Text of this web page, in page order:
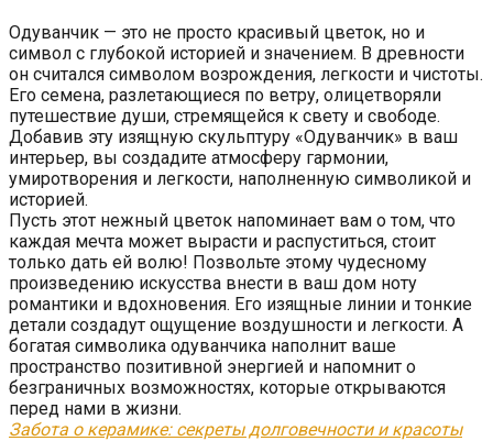
Одуванчик — это не просто красивый цветок, но и
символ с глубокой историей и значением. В древности
он считался символом возрождения, легкости и чистоты.
Его семена, разлетающиеся по ветру, олицетворяли
путешествие души, стремящейся к свету и свободе.
Добавив эту изящную скульптуру «Одуванчик» в ваш
интерьер, вы создадите атмосферу гармонии,
умиротворения и легкости, наполненную символикой и
историей.
Пусть этот нежный цветок напоминает вам о том, что
каждая мечта может вырасти и распуститься, стоит
только дать ей волю! Позвольте этому чудесному
произведению искусства внести в ваш дом ноту
романтики и вдохновения. Его изящные линии и тонкие
детали создадут ощущение воздушности и легкости. А
богатая символика одуванчика наполнит ваше
пространство позитивной энергией и напомнит о
безграничных возможностях, которые открываются
перед нами в жизни.
Забота о керамике: секреты долговечности и красоты